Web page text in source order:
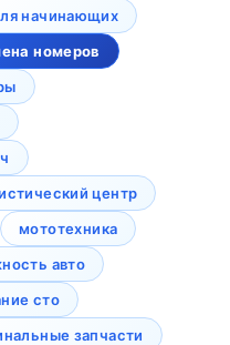
начинающих
номеров
центр
мототехника
авто
сто
запчасти